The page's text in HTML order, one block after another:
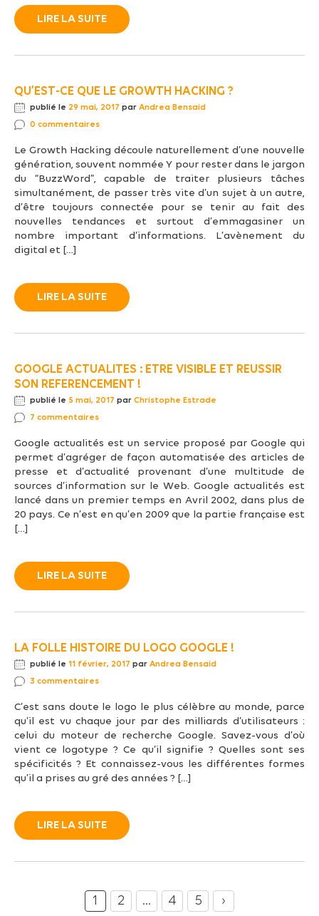
LIRE LA SUITE
QU’EST-CE QUE LE GROWTH HACKING ?
publié le 29 mai, 2017 par Andrea Bensaid
0 commentaires
Le Growth Hacking découle naturellement d’une nouvelle
génération, souvent nommée Y pour rester dans le jargon
du “BuzzWord”, capable de traiter plusieurs tâches
simultanément, de passer très vite d’un sujet à un autre,
d’être toujours connectée pour se tenir au fait des
nouvelles tendances et surtout d’emmagasiner un
nombre important d’informations. L’avènement du
digital et […]
LIRE LA SUITE
GOOGLE ACTUALITES : ETRE VISIBLE ET REUSSIR
SON REFERENCEMENT !
publié le 5 mai, 2017 par Christophe Estrade
7 commentaires
Google actualités est un service proposé par Google qui
permet d’agréger de façon automatisée des articles de
presse et d’actualité provenant d’une multitude de
sources d’information sur le Web. Google actualités est
lancé dans un premier temps en Avril 2002, dans plus de
20 pays. Ce n’est en qu’en 2009 que la partie française est
[…]
LIRE LA SUITE
LA FOLLE HISTOIRE DU LOGO GOOGLE !
publié le 11 février, 2017 par Andrea Bensaid
3 commentaires
C’est sans doute le logo le plus célèbre au monde, parce
qu’il est vu chaque jour par des milliards d’utilisateurs :
celui du moteur de recherche Google. Savez-vous d’où
vient ce logotype ? Ce qu’il signifie ? Quelles sont ses
spécificités ? Et connaissez-vous les différentes formes
qu’il a prises au gré des années ? […]
LIRE LA SUITE
1 2 … 4 5 ›